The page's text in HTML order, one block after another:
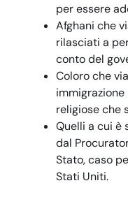
per essere
Afghani che
rilasciati a
conto del
Coloro che
religiose che
Quelli a cui è
dal
Stato, caso
Stati Uniti.